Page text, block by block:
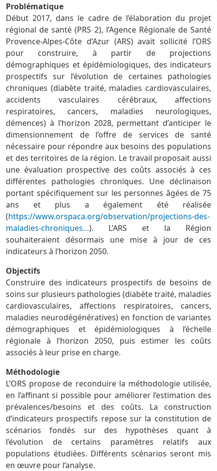
Problématique
Début 2017, dans le cadre de l’élaboration du projet
régional de santé (PRS 2), l’Agence Régionale de Santé
Provence-Alpes-Côte d’Azur (ARS) avait sollicité l’ORS
pour construire, à partir de projections
démographiques et épidémiologiques, des indicateurs
prospectifs sur l’évolution de certaines pathologies
chroniques (diabète traité, maladies cardiovasculaires,
accidents vasculaires cérébraux, affections
respiratoires, cancers, maladies neurologiques,
démences) à l’horizon 2028, permettant d’anticiper le
dimensionnement de l’offre de services de santé
nécessaire pour répondre aux besoins des populations
et des territoires de la région. Le travail proposait aussi
une évaluation prospective des coûts associés à ces
différentes pathologies chroniques. Une déclinaison
portant spécifiquement sur les personnes âgées de 75
ans et plus a également été réalisée
(https://www.orspaca.org/observation/projections-des-
maladies-chroniques…). L’ARS et la Région
souhaiteraient désormais une mise à jour de ces
indicateurs à l’horizon 2050.
Objectifs
Construire des indicateurs prospectifs de besoins de
soins sur plusieurs pathologies (diabète traité, maladies
cardiovasculaires, affections respiratoires, cancers,
maladies neurodégénératives) en fonction de variantes
démographiques et épidémiologiques à l’échelle
régionale à l’horizon 2050, puis estimer les coûts
associés à leur prise en charge.
Méthodologie
L’ORS propose de reconduire la méthodologie utilisée,
en l’affinant si possible pour améliorer l’estimation des
prévalences/besoins et des coûts. La construction
d’indicateurs prospectifs repose sur la constitution de
scénarios fondés sur des hypothèses quant à
l’évolution de certains paramètres relatifs aux
populations étudiées. Différents scénarios seront mis
en œuvre pour l’analyse.